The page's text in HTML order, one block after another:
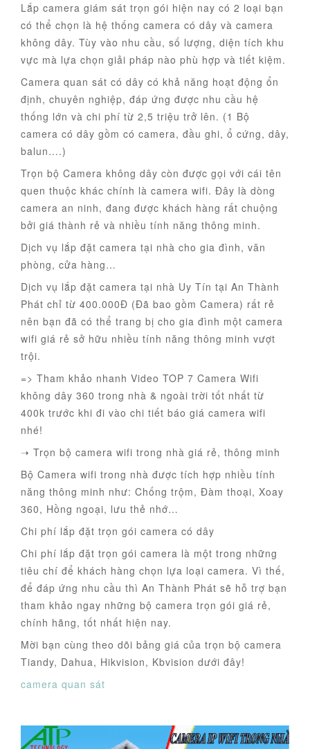
Lắp camera giám sát trọn gói hiện nay có 2 loại bạn
có thể chọn là hệ thống camera có dây và camera
không dây. Tùy vào nhu cầu, số lượng, diện tích khu
vực mà lựa chọn giải pháp nào phù hợp và tiết kiệm.
Camera quan sát có dây có khả năng hoạt động ổn
định, chuyên nghiệp, đáp ứng được nhu cầu hệ
thống lớn và chi phí từ 2,5 triệu trở lên. (1 Bộ
camera có dây gồm có camera, đầu ghi, ổ cứng, dây,
balun….)
Trọn bộ Camera không dây còn được gọi với cái tên
quen thuộc khác chính là camera wifi. Đây là dòng
camera an ninh, đang được khách hàng rất chuộng
bởi giá thành rẻ và nhiều tính năng thông minh.
Dịch vụ lắp đặt camera tại nhà cho gia đình, văn
phòng, cửa hàng…
Dịch vụ lắp đặt camera tại nhà Uy Tín tại An Thành
Phát chỉ từ 400.000Đ (Đã bao gồm Camera) rất rẻ
nên bạn đã có thể trang bị cho gia đình một camera
wifi giá rẻ sở hữu nhiều tính năng thông minh vượt
trội.
=> Tham khảo nhanh Video TOP 7 Camera Wifi
không dây 360 trong nhà & ngoài trời tốt nhất từ
400k trước khi đi vào chi tiết báo giá camera wifi
nhé!
➝ Trọn bộ camera wifi trong nhà giá rẻ, thông minh
Bộ Camera wifi trong nhà được tích hợp nhiều tính
năng thông minh như: Chống trộm, Đàm thoại, Xoay
360, Hồng ngoại, lưu thẻ nhớ…
Chi phí lắp đặt trọn gói camera có dây
Chi phí lắp đặt trọn gói camera là một trong những
tiêu chí để khách hàng chọn lựa loại camera. Vì thế,
để đáp ứng nhu cầu thì An Thành Phát sẽ hỗ trợ bạn
tham khảo ngay những bộ camera trọn gói giá rẻ,
chính hãng, tốt nhất hiện nay.
Mời bạn cùng theo dõi bảng giá của trọn bộ camera
Tiandy, Dahua, Hikvision, Kbvision dưới đây!
camera quan sát